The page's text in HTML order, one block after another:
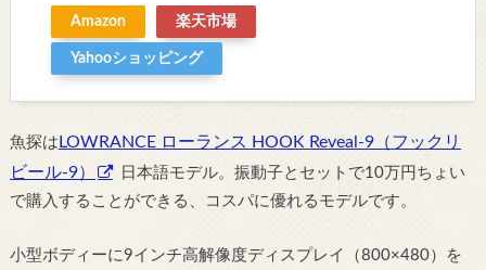
Amazon 楽天市場
Yahooショッピング
魚探はLOWRANCE ローランス HOOK Reveal-9（フックリ
ビール-9）
日本語モデル。振動子とセットで10万円ちょい
で購入することができる、コスパに優れるモデルです。
小型ボディーに9インチ高解像度ディスプレイ（800×480）を